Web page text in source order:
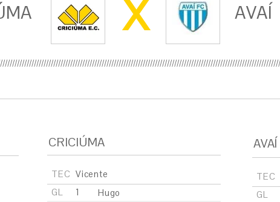
X AVAÍ
CRICIÚMA
TEC Vicente
GL
1
Hugo
AVAÍ
TEC
GL